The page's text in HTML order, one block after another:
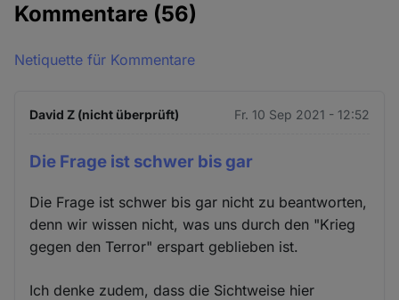
Kommentare (56)
Netiquette für Kommentare
David Z (nicht überprüft) Fr. 10 Sep 2021 - 12:52
Die Frage ist schwer bis gar
Die Frage ist schwer bis gar nicht zu beantworten,
denn wir wissen nicht, was uns durch den "Krieg
gegen den Terror" erspart geblieben ist.
Ich denke zudem, dass die Sichtweise hier